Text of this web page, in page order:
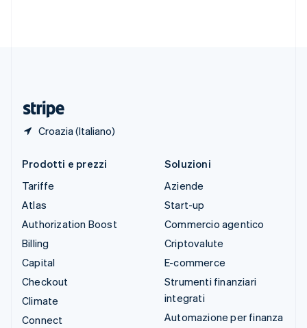
Croazia (Italiano)
Prodotti e prezzi
Tariffe
Atlas
Authorization Boost
Billing
Capital
Checkout
Climate
Connect
Soluzioni
Aziende
Start-up
Commercio agentico
Criptovalute
E-commerce
Strumenti finanziari
integrati
Automazione per finanza